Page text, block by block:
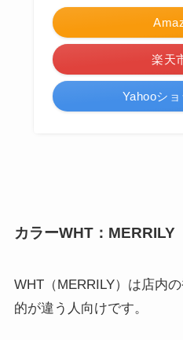
楽天
Yahooシ
カラーWHT：MERRILY
WHT（MERRILY）は店内
的が違う人向けです。